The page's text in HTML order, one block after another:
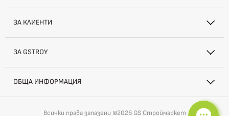
ЗА КЛИЕНТИ
ЗА GSTROY
ОБЩА ИНФОРМАЦИЯ
Всички права запазени ©2026 GS Строймаркет